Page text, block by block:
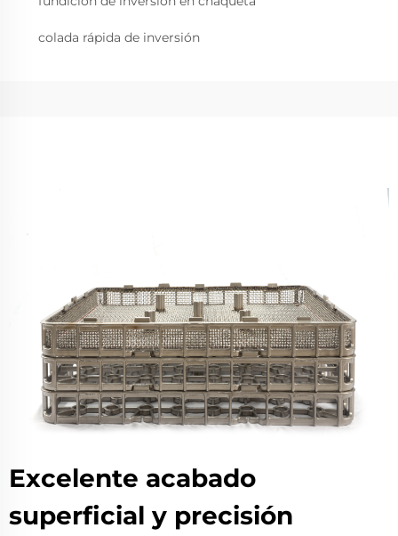
colada rápida de inversión
Excelente acabado
superficial y precisión